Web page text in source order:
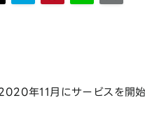
年11月にサービスを開始